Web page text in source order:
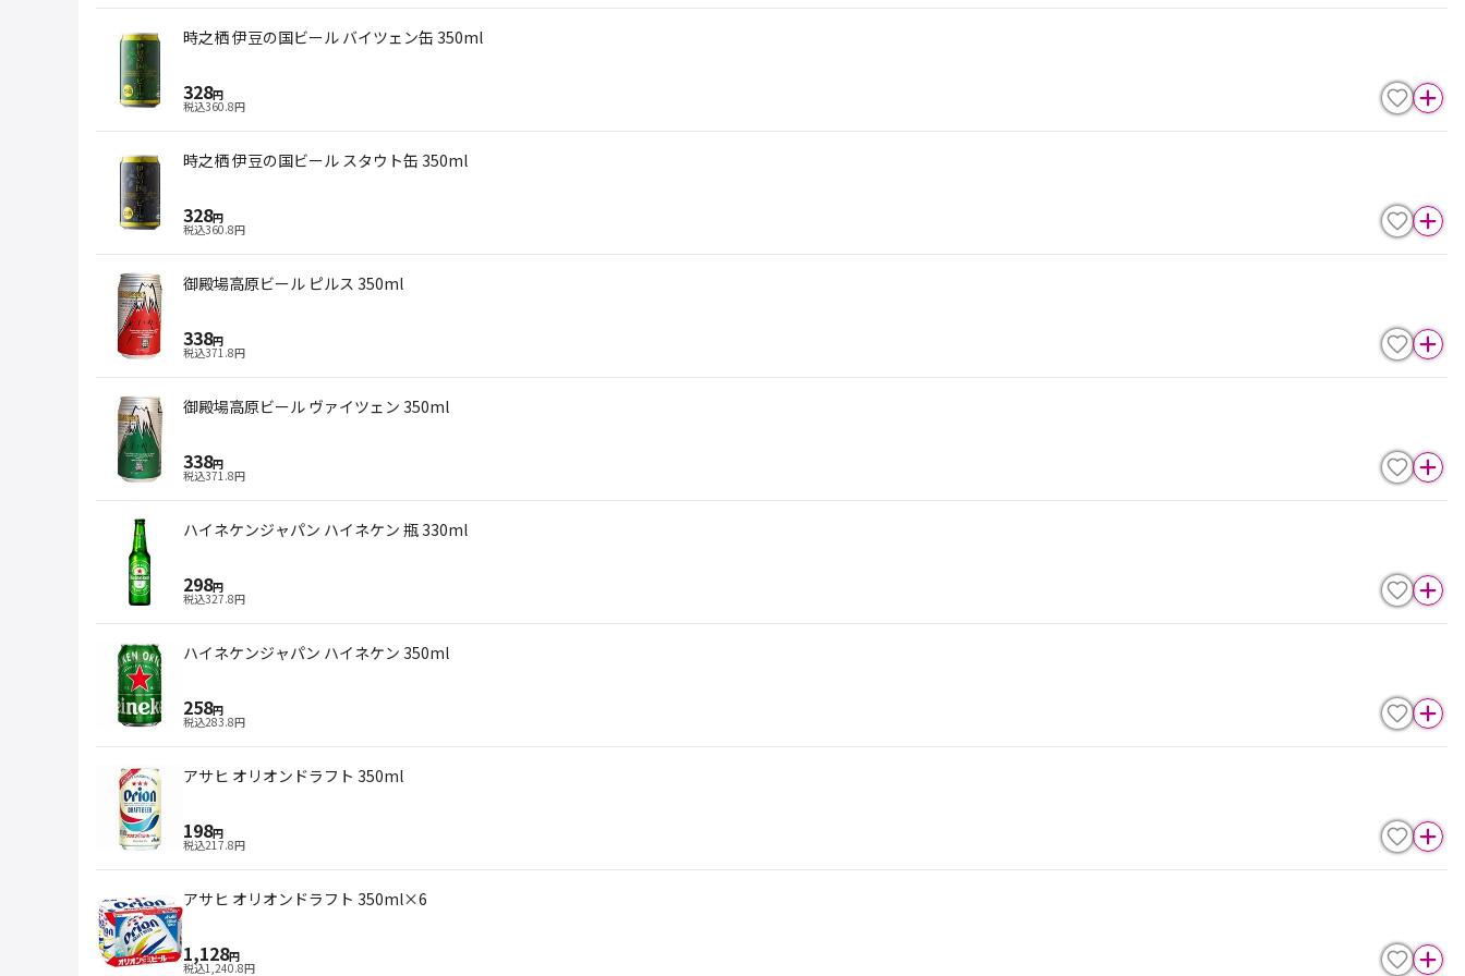
時之栖 伊豆の国ビール バイツェン缶 350ml
328円
税込360.8円
時之栖 伊豆の国ビール スタウト缶 350ml
328円
税込360.8円
御殿場高原ビール ピルス 350ml
338円
税込371.8円
御殿場高原ビール ヴァイツェン 350ml
338円
税込371.8円
ハイネケンジャパン ハイネケン 瓶 330ml
298円
税込327.8円
ハイネケンジャパン ハイネケン 350ml
258円
税込283.8円
アサヒ オリオンドラフト 350ml
198円
税込217.8円
アサヒ オリオンドラフト 350ml×6
1,128円
税込1,240.8円